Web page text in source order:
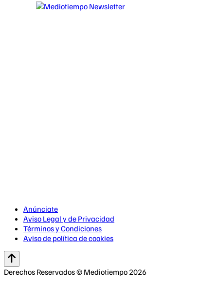
Anúnciate
Aviso Legal y de Privacidad
Términos y Condiciones
Aviso de política de cookies
Derechos Reservados © Mediotiempo 2026